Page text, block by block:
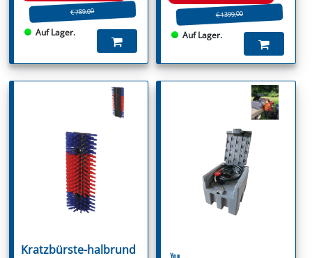
€ 789.00
Auf Lager.
€ 1399.00
Auf Lager.
Kratzbürste-halbrund